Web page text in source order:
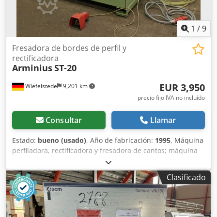
1 /9
Wiefelstede 9,201 km
Fresadora de bordes de perfil y
rectificadora
ArminiusST-20
EUR 3,950
precio fijo IVA no incluído
Consultar Llamar
Estado: bueno (usado), Año de fabricación: 1995, Máquina
perfiladora, rectificadora y fresadora de cantos; máquina
rectificadora de cantos; rectificadora de cantos; máquina
rectificadora. -Con dispositivo de copiado. -2 fresas. -
Potencia: 1,5 kW. -Velocidad: 3000-6000 rpm. -1 cabezal de
rectificado. -Potencia: 1,1 kW. -Velocidad: 500-1500 rpm.
Dsdpjcg Al Sofx Afmjkr -Los cabezales de fresado y
rectificado son ajustables en grosor. -Grosor máximo de la
Clasificado